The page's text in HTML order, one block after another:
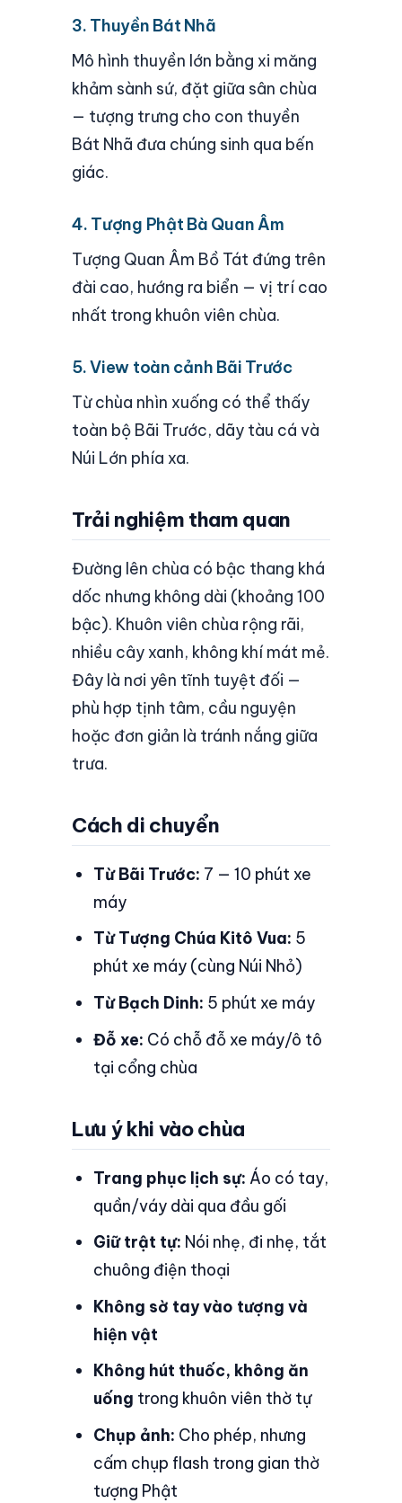
3. Thuyền Bát Nhã
Mô hình thuyền lớn bằng xi măng
khảm sành sứ, đặt giữa sân chùa
— tượng trưng cho con thuyền
Bát Nhã đưa chúng sinh qua bến
giác.
4. Tượng Phật Bà Quan Âm
Tượng Quan Âm Bồ Tát đứng trên
đài cao, hướng ra biển — vị trí cao
nhất trong khuôn viên chùa.
5. View toàn cảnh Bãi Trước
Từ chùa nhìn xuống có thể thấy
toàn bộ Bãi Trước, dãy tàu cá và
Núi Lớn phía xa.
Trải nghiệm tham quan
Đường lên chùa có bậc thang khá
dốc nhưng không dài (khoảng 100
bậc). Khuôn viên chùa rộng rãi,
nhiều cây xanh, không khí mát mẻ.
Đây là nơi yên tĩnh tuyệt đối —
phù hợp tịnh tâm, cầu nguyện
hoặc đơn giản là tránh nắng giữa
trưa.
Cách di chuyển
Từ Bãi Trước: 7 — 10 phút xe
máy
Từ Tượng Chúa Kitô Vua: 5
phút xe máy (cùng Núi Nhỏ)
Từ Bạch Dinh: 5 phút xe máy
Đỗ xe: Có chỗ đỗ xe máy/ô tô
tại cổng chùa
Lưu ý khi vào chùa
Trang phục lịch sự: Áo có tay,
quần/váy dài qua đầu gối
Giữ trật tự: Nói nhẹ, đi nhẹ, tắt
chuông điện thoại
Không sờ tay vào tượng và
hiện vật
Không hút thuốc, không ăn
uống trong khuôn viên thờ tự
Chụp ảnh: Cho phép, nhưng
cấm chụp flash trong gian thờ
tượng Phật